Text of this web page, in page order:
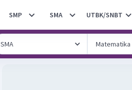
SMP SMA UTBK/SNBT